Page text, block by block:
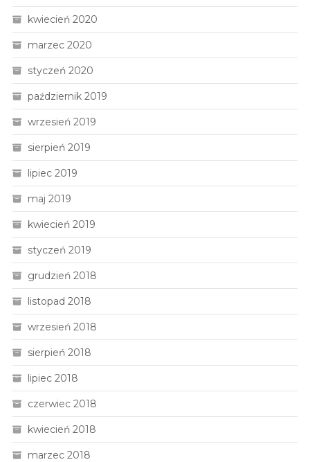
kwiecień 2020
marzec 2020
styczeń 2020
październik 2019
wrzesień 2019
sierpień 2019
lipiec 2019
maj 2019
kwiecień 2019
styczeń 2019
grudzień 2018
listopad 2018
wrzesień 2018
sierpień 2018
lipiec 2018
czerwiec 2018
kwiecień 2018
marzec 2018